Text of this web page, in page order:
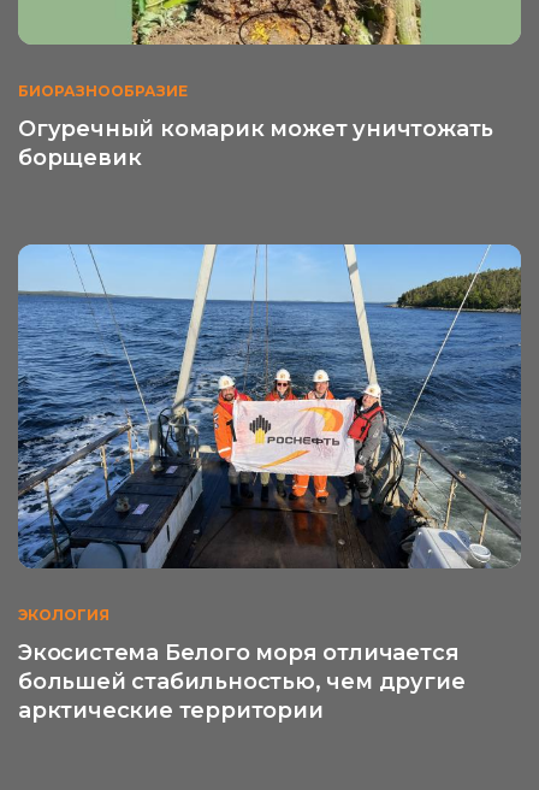
БИОРАЗНООБРАЗИЕ
Огуречный комарик может уничтожать
борщевик
ЭКОЛОГИЯ
Экосистема Белого моря отличается
большей стабильностью, чем другие
арктические территории